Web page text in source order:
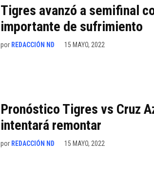
Tigres avanzó a semifinal
importante de sufrimiento
por REDACCIÓN ND 15 MAYO, 2022
Pronóstico Tigres vs Cruz
intentará remontar
por REDACCIÓN ND 15 MAYO, 2022